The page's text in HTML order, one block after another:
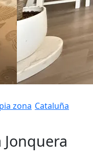
zona Cataluña
Jonquera